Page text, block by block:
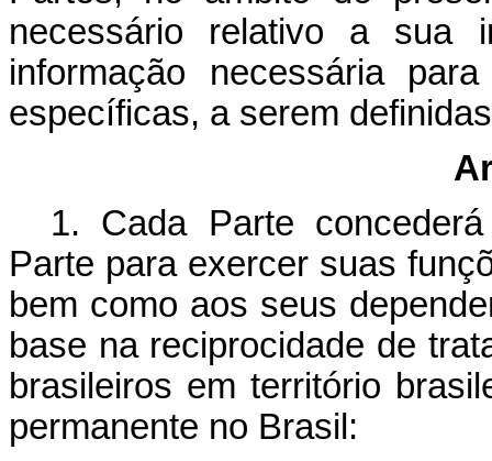
necessário relativo a sua
informação necessária
específicas, a serem
1. Cada Parte
Parte para exercer suas
bem como aos seus
base na reciprocidade de
brasileiros em território
permanente no Brasil: